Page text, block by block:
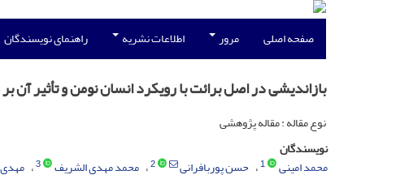
صفحه اصلی مرور اطلاعات نشریه راهنمای نویسندگان
بازاندیشی در اصل برائت با رویکرد انسان نومن و تأثیر
نوع مقاله : مقاله پژوهشی
نویسندگان
محمد امینی
1 حسن پوربافرانی 2 محمد مهدی الشریف 3